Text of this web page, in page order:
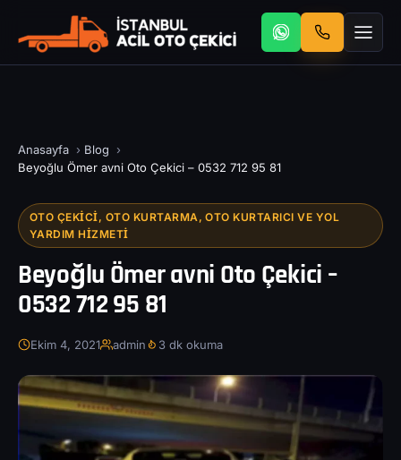
Anasayfa › Blog
›
Beyoğlu Ömer avni Oto Çekici – 0532 712 95 81
OTO ÇEKICI, OTO KURTARMA, OTO KURTARICI VE YOL
YARDIM HIZMETI
Beyoğlu Ömer avni Oto Çekici –
0532 712 95 81
Ekim 4, 2021 admin 3 dk okuma